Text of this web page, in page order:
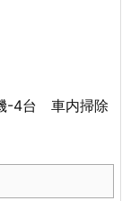
-4台 車内掃除